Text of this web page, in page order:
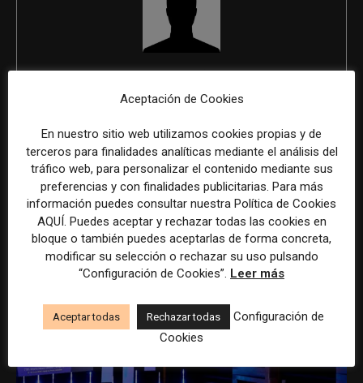
REDACCIÓN
ÚLTIMOS ARTÍCULOS
Aceptación de Cookies
En nuestro sitio web utilizamos cookies propias y de
terceros para finalidades analíticas mediante el análisis del
tráfico web, para personalizar el contenido mediante sus
preferencias y con finalidades publicitarias. Para más
información puedes consultar nuestra Política de Cookies
AQUÍ. Puedes aceptar y rechazar todas las cookies en
bloque o también puedes aceptarlas de forma concreta,
modificar su selección o rechazar su uso pulsando
“Configuración de Cookies”. Leer más
Aceptar todas Rechazar todas
Configuración de
Cookies